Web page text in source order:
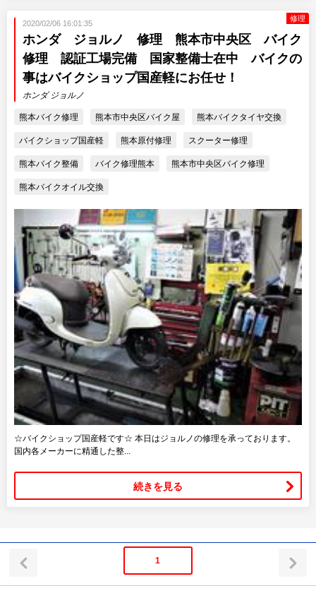
修理
2020/02/06 16:01:35
ホンダ ジョルノ 修理 熊本市中央区 バイク
修理 認証工場完備 国家整備士在中 バイクの
事はバイクショップ国産軽にお任せ！
ホンダ ジョルノ
熊本バイク修理 熊本市中央区バイク屋 熊本バイクタイヤ交換
バイクショップ国産軽 熊本原付修理 スクーター修理
熊本バイク整備 バイク修理熊本 熊本市中央区バイク修理
熊本バイクオイル交換
☆バイクショップ国産軽です☆ 本日はジョルノの修理を承っております。
国内各メーカーに精通した整...
続きを見る
1